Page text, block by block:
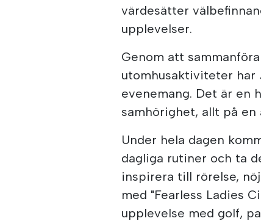
värdesätter
upplevelser.
Genom att
utomhusaktiviteter har
evenemang. Det är en
samhörighet, allt på
Under hela dagen
dagliga rutiner och ta
inspirera till rörelse,
med "Fearless Ladies
upplevelse med golf,